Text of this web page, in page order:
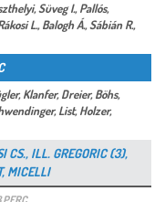
Süveg I., Pallós,
L., Balogh Á., Sábián R.,
Klanfer, Dreier, Böhs,
List, Holzer,
CS., ILL. GREGORIC (3),
MICELLI